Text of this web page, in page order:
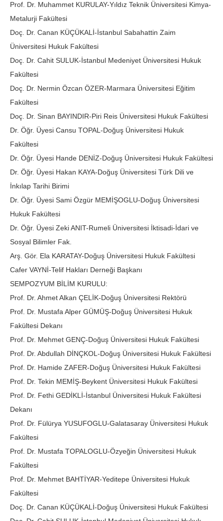
Prof. Dr. Muhammet KURULAY-Yıldız Teknik Üniversitesi Kimya-
Metalurji Fakültesi
Doç. Dr. Canan KÜÇÜKALİ-İstanbul Sabahattin Zaim
Üniversitesi Hukuk Fakültesi
Doç. Dr. Cahit SULUK-İstanbul Medeniyet Üniversitesi Hukuk
Fakültesi
Doç. Dr. Nermin Özcan ÖZER-Marmara Üniversitesi Eğitim
Fakültesi
Doç. Dr. Sinan BAYINDIR-Piri Reis Üniversitesi Hukuk Fakültesi
Dr. Öğr. Üyesi Cansu TOPAL-Doğuş Üniversitesi Hukuk
Fakültesi
Dr. Öğr. Üyesi Hande DENİZ-Doğuş Üniversitesi Hukuk Fakültesi
Dr. Öğr. Üyesi Hakan KAYA-Doğuş Üniversitesi Türk Dili ve
İnkılap Tarihi Birimi
Dr. Öğr. Üyesi Sami Özgür MEMİŞOGLU-Doğuş Üniversitesi
Hukuk Fakültesi
Dr. Öğr. Üyesi Zeki ANIT-Rumeli Üniversitesi İktisadi-İdari ve
Sosyal Bilimler Fak.
Arş. Gör. Ela KARATAY-Doğuş Üniversitesi Hukuk Fakültesi
Cafer VAYNİ-Telif Hakları Derneği Başkanı
SEMPOZYUM BİLİM KURULU:
Prof. Dr. Ahmet Alkan ÇELİK-Doğuş Üniversitesi Rektörü
Prof. Dr. Mustafa Alper GÜMÜŞ-Doğuş Üniversitesi Hukuk
Fakültesi Dekanı
Prof. Dr. Mehmet GENÇ-Doğuş Üniversitesi Hukuk Fakültesi
Prof. Dr. Abdullah DİNÇKOL-Doğuş Üniversitesi Hukuk Fakültesi
Prof. Dr. Hamide ZAFER-Doğuş Üniversitesi Hukuk Fakültesi
Prof. Dr. Tekin MEMİŞ-Beykent Üniversitesi Hukuk Fakültesi
Prof. Dr. Fethi GEDİKLİ-İstanbul Üniversitesi Hukuk Fakültesi
Dekanı
Prof. Dr. Fülürya YUSUFOGLU-Galatasaray Üniversitesi Hukuk
Fakültesi
Prof. Dr. Mustafa TOPALOGLU-Özyeğin Üniversitesi Hukuk
Fakültesi
Prof. Dr. Mehmet BAHTİYAR-Yeditepe Üniversitesi Hukuk
Fakültesi
Doç. Dr. Canan KÜÇÜKALİ-Doğuş Üniversitesi Hukuk Fakültesi